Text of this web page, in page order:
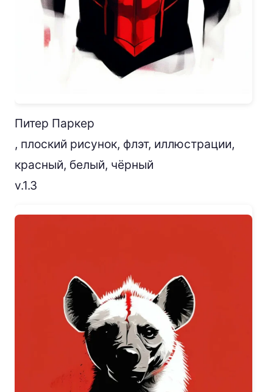
Питер Паркер
, плоский рисунок, флэт, иллюстрации,
красный, белый, чёрный
v.1.3